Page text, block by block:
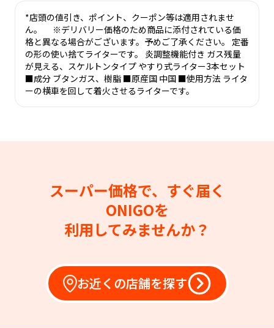
*店頭の値引き、ポイント、クーポン等は適用されませ
ん。 ※デリバリー価格のため商品に添付されている価
格と異なる場合がございます。予めご了承ください。 定番
の形の使い捨てライターです。 炎調整機能付き ガス残量
が見える、スケルトンタイプ やすり式ライター3本セット
■成分 ブタンガス、樹脂 ■原産国 中国 ■使用方法 ライタ
ーの横車を回して着火させるライターです。
スーパー価格で、すぐ届く
ONIGOを
利用してみませんか？
お近くの店舗を探す